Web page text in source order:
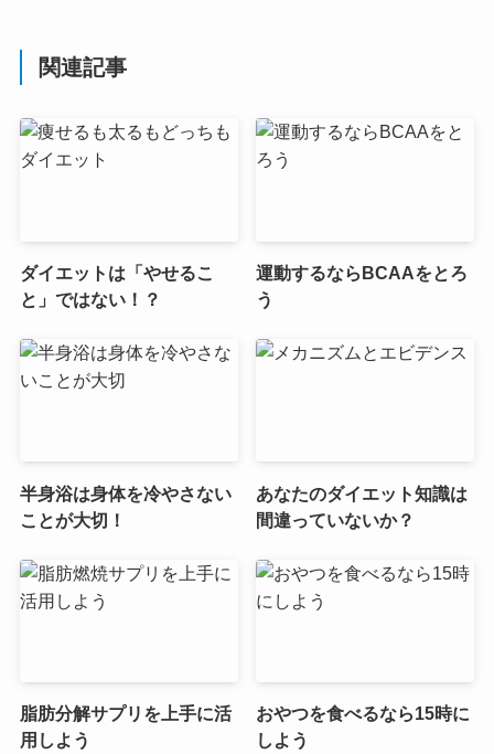
関連記事
ダイエットは「やせるこ
と」ではない！？
運動するならBCAAをとろ
う
半身浴は身体を冷やさない
ことが大切！
あなたのダイエット知識は
間違っていないか？
脂肪分解サプリを上手に活
用しよう
おやつを食べるなら15時に
しよう